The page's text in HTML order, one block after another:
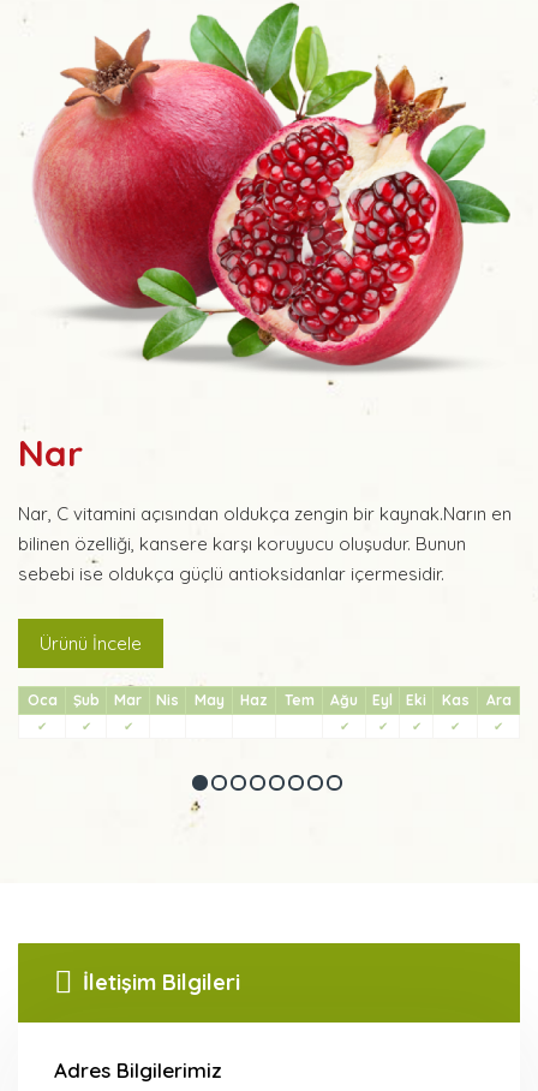
Nar
Nar, C vitamini açısından oldukça zengin bir kaynak.Narın en
bilinen özelliği, kansere karşı koruyucu oluşudur. Bunun
sebebi ise oldukça güçlü antioksidanlar içermesidir.
Ürünü İncele
Oca Şub Mar Nis May Haz Tem Ağu Eyl Eki Kas Ara
✔ ✔ ✔ ✔ ✔ ✔ ✔ ✔
İletişim Bilgileri
Adres Bilgilerimiz